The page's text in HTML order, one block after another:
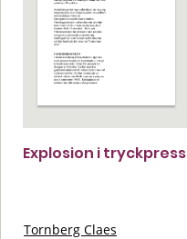
Explosion i tryckpress
Tornberg Claes